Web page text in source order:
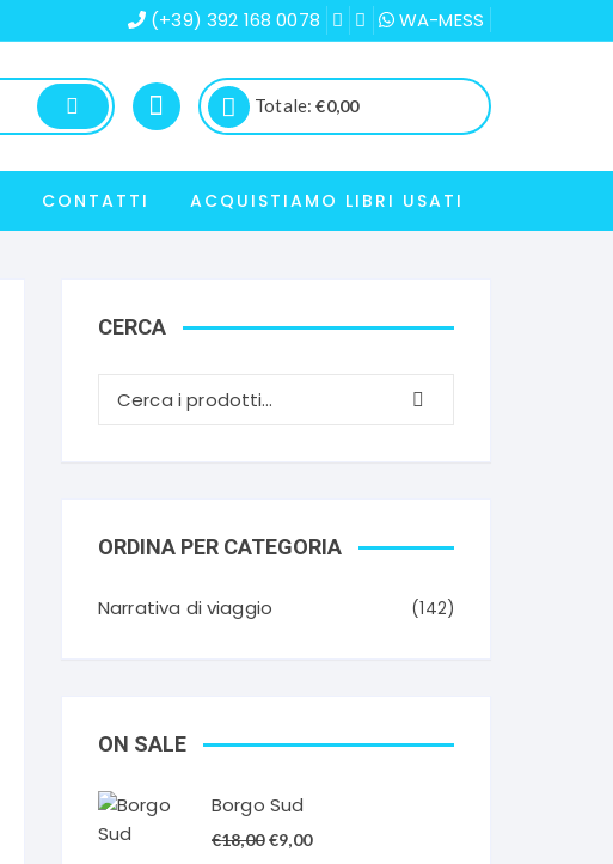
(+39) 392 168 0078 WA-MESS
Totale:€0,00
CONTATTI ACQUISTIAMO LIBRI USATI
CERCA
ORDINA PER CATEGORIA
Narrativa di viaggio (142)
ON SALE
Borgo Sud
€18,00 Il
€9,00Il